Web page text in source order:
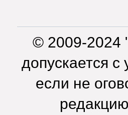
© 2009-2024
допускается
если не